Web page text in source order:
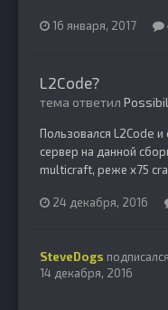
16 января, 2017
L2Code?
тема ответил
Пользовался L2Code
сервер на данной
multicraft, реже x75
24 декабря, 2016
SteveDogs
14 декабря, 2016